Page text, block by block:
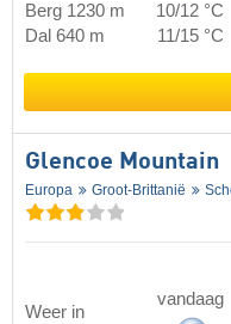
Berg 1230 m 10/12 °C
Dal 640 m
11/15 °C
Glencoe Mountain
Europa Groot-Brittanië
Weer in
vandaag